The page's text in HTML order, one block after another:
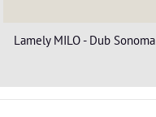
Lamely MILO - Dub Sonoma